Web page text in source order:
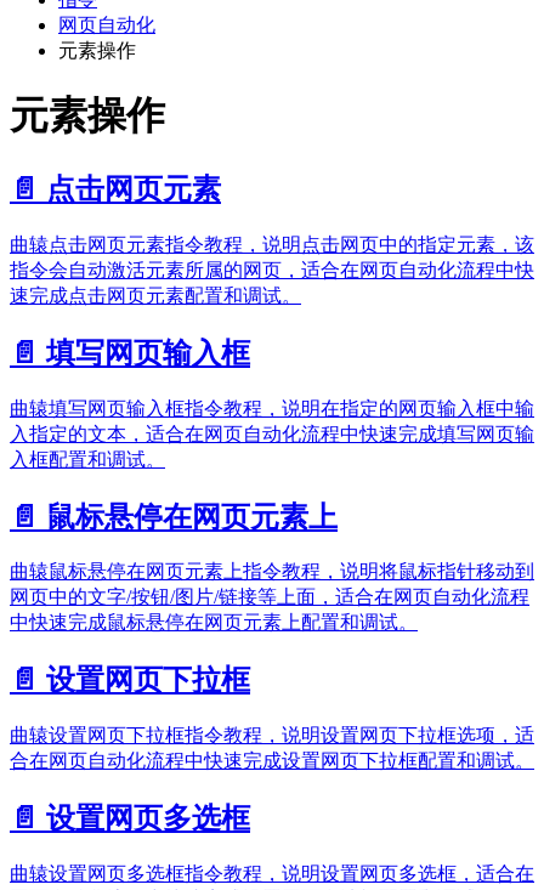
网页自动化
元素操作
元素操作
📄️ 点击网页元素
曲辕点击网页元素指令教程，说明点击网页中的指定元素，该
指令会自动激活元素所属的网页，适合在网页自动化流程中快
速完成点击网页元素配置和调试。
📄️ 填写网页输入框
曲辕填写网页输入框指令教程，说明在指定的网页输入框中输
入指定的文本，适合在网页自动化流程中快速完成填写网页输
入框配置和调试。
📄️ 鼠标悬停在网页元素上
曲辕鼠标悬停在网页元素上指令教程，说明将鼠标指针移动到
网页中的文字/按钮/图片/链接等上面，适合在网页自动化流程
中快速完成鼠标悬停在网页元素上配置和调试。
📄️ 设置网页下拉框
曲辕设置网页下拉框指令教程，说明设置网页下拉框选项，适
合在网页自动化流程中快速完成设置网页下拉框配置和调试。
📄️ 设置网页多选框
曲辕设置网页多选框指令教程，说明设置网页多选框，适合在